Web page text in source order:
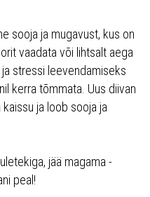
sooja ja mugavust, kus on
vaadata või lihtsalt aega
stressi leevendamiseks
kerra tõmmata. Uus diivan
kaissu ja loob sooja ja
jää magama -
peal!